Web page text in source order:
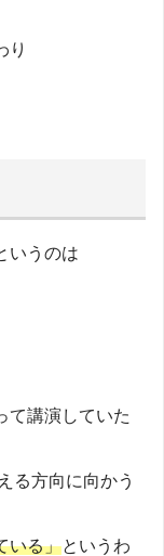
り
いうのは
て講演していた
る方向に向かう
いる」というわ